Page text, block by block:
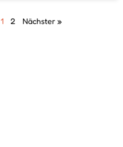
1 2 Nächster »